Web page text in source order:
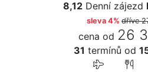
8,12Denní zájezd
sleva 4% dříve
cena od 26
31 termínů od